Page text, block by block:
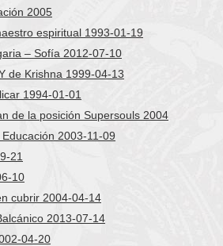
2005
espiritual 1993-01-19
– Sofía 2012-07-10
de Krishna 1999-04-13
1994-01-01
de la posición Supersouls 2004
2003-11-09
21
10
cubrir 2004-04-14
2013-07-14
04-20